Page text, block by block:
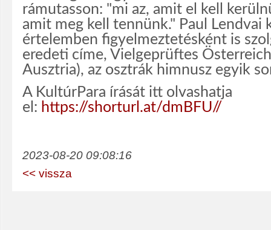
rámutasson: "mi az, amit el kell
amit meg kell tennünk." Paul Lendvai
értelemben figyelmeztetésként is
eredeti címe, Vielgeprüftes
Ausztria), az osztrák himnusz egyik
A KultúrPara írását itt olvashatja
el: https://shorturl.at/dmBFU//
2023-08-20 09:08:16
<< vissza